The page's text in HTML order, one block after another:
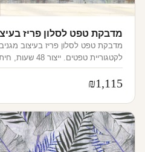
מדבקת טפט לסלון פריז
מדבקת טפט לסלון פריז בעיצוב
לקטגוריית טפטים. ייצור 48 שעות, חיתוך לפי…
₪1,115